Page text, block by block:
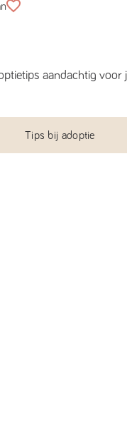
aandachtig voor
Tips bij adoptie